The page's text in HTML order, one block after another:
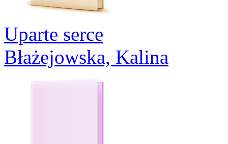
Uparte serce
Błażejowska, Kalina